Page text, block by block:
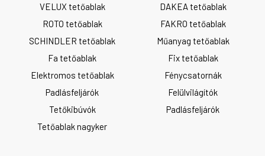
VELUX tetőablak
DAKEA tetőablak
ROTO tetőablak
FAKRO tetőablak
SCHINDLER tetőablak
Műanyag tetőablak
Fa tetőablak
Fix tetőablak
Elektromos tetőablak
Fénycsatornák
Padlásfeljárók
Felülvilágítók
Tetőkibúvók
Padlásfeljárók
Tetőablak nagyker